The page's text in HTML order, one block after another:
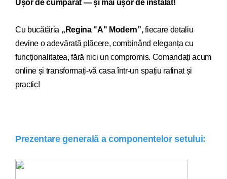
Ușor de cumpărat — și mai ușor de instalat!
Cu bucătăria „Regina "A" Modern”,fiecare detaliu
devine o adevărată plăcere, combinând eleganța cu
funcționalitatea, fără nici un compromis. Comandați acum
online și transformați-vă casa într-un spațiu rafinat și
practic!
Prezentare generală a componentelor setului: